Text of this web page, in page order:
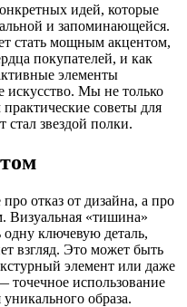
идей, которые
и запоминающейся.
стать мощным акцентом,
покупателей, и как
элементы
искусство. Мы не только
советы для
звездой полки.
отказ от дизайна, а про
Визуальная «тишина»
ключевую деталь,
взгляд. Это может быть
элемент или даже
использование
образа.